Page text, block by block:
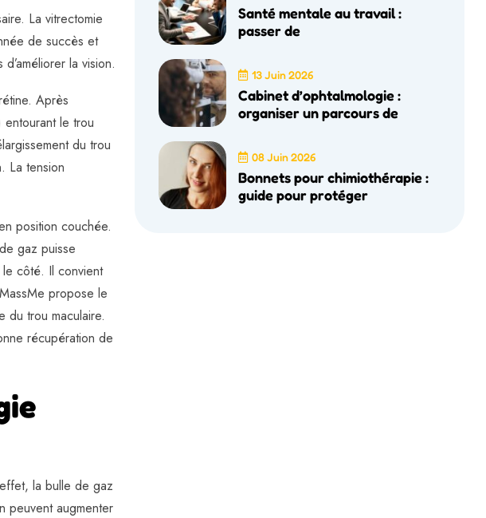
La vitrectomie
de succès et
la vision.
Après
entourant le trou
du trou
La tension
position couchée.
gaz puisse
le côté. Il convient
propose le
du trou maculaire.
récupération de
la bulle de gaz
peuvent augmenter
Santé mentale au travail :
passer de
13 Juin 2026
Cabinet d’ophtalmologie :
organiser un parcours de
08 Juin 2026
Bonnets pour chimiothérapie :
guide pour protéger